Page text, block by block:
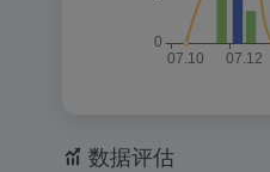
数据评估